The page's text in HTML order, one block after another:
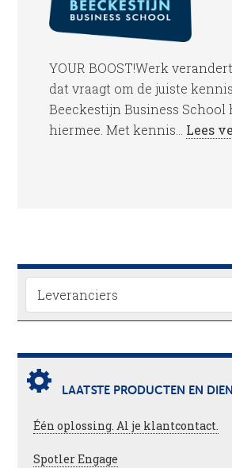
YOUR BOOST!Werk
dat vraagt om de juiste
Beeckestijn Business School
hiermee. Met kennis... Lees
LAATSTE PRODUCTEN EN
Één oplossing. Al je klantcontact.
Spotler Engage